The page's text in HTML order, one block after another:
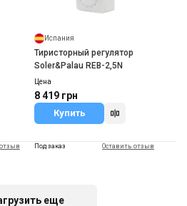
Испания
Тиристорный регулятор
Soler&Palau REB-2,5N
Цена
8 419 грн
Купить
Под заказ Оставить отзыв
еще